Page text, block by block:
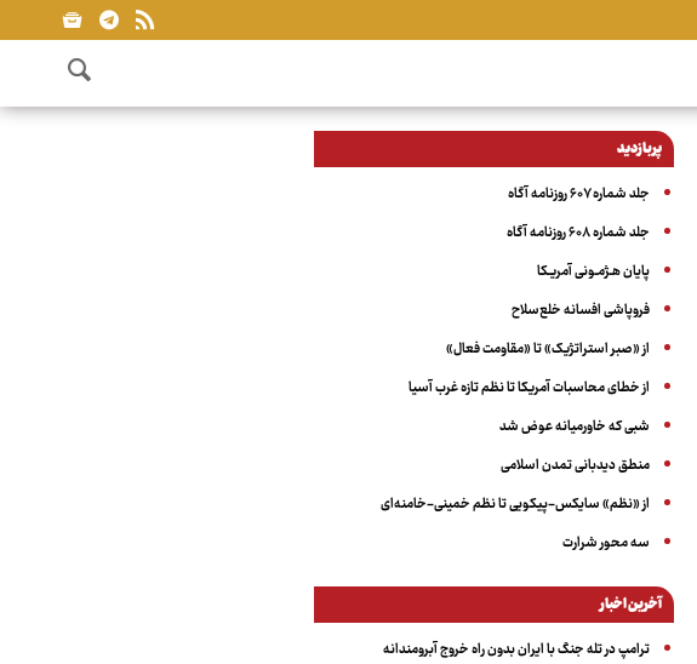
پربازدید
جلد شماره ۶۰۷ روزنامه آگاه
جلد شماره ۶۰۸ روزنامه آگاه
پایان هـژمـونی آمریـکا
فروپاشی افسانه خلع‌سلاح
از «صبر استراتژیک» تا «مقاومت فعال»
از خطای محاسبات آمریکا تا نظم تازه غرب آسیا
شبی که خاورمیانه عوض شد
منطق دیدبانی تمدن اسلامی
از «نظم» سایکس-پیکویی تا نظم خمینی-خامنه‌ای
سه‌ محور شرارت
آخرین اخبار
ترامپ در تله جنگ با ایران بدون راه خروج آبرومندانه